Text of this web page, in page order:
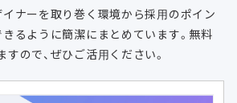
イナーを取り巻く環境から採用のポイン
きるように簡潔にまとめています。無料
ので、ぜひご活用ください。